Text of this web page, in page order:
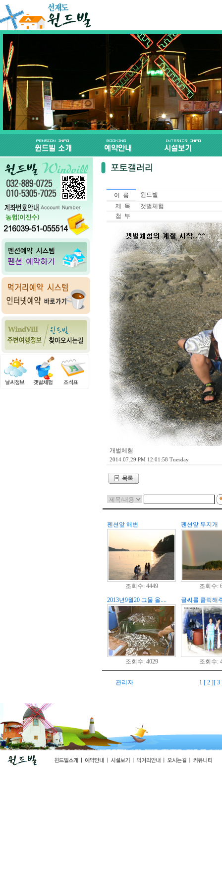
이 름
윈드빌
제 목
갯벌체험
첨 부
개벌체험
2014.07.29 PM 12:01:58 Tuesday
펜션앞 해변
조회수: 4449
펜션앞 무지개
조회수:
2013년9월20 그물 올....
조회수: 4029
글씨를 클릭해
조회수:
관리자 1 [ 2 ][ 3